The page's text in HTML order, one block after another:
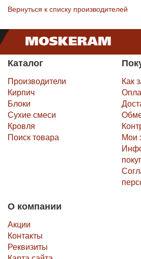
штук кирпичей в год.
соответствии с ГОСТом 530-2012. К
показателям качества можно отнести
стадиях производства изделия
операционному контролю.
испытания ведутся лабораторией
контроля.
К объектам строительства, в процессе
используются изделия Энгельсского
относятся: жилые здания, объекты
храмы и объекты культурно-
например, как Воронежский Камерный
Завод сам осуществляет доставку
Вернуться к списку производителей
Каталог
Производители
Кирпич
Блоки
Сухие смеси
Кровля
Поиск товара
Как
Мои
О компании
Акции
Контакты
Реквизиты